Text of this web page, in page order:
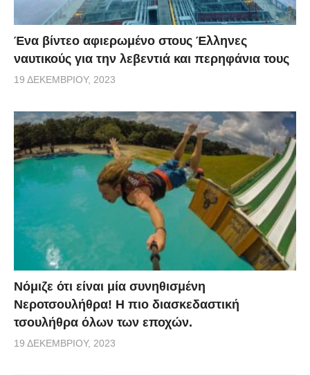
Ένα βίντεο αφιερωμένο στους Έλληνες
ναυτικούς για την λεβεντιά και περηφάνια τους
19 ΔΕΚΕΜΒΡΊΟΥ, 2023
Νόμιζε ότι είναι μία συνηθισμένη
Νεροτσουλήθρα! Η πιο διασκεδαστική
τσουλήθρα όλων των εποχών.
19 ΔΕΚΕΜΒΡΊΟΥ, 2023